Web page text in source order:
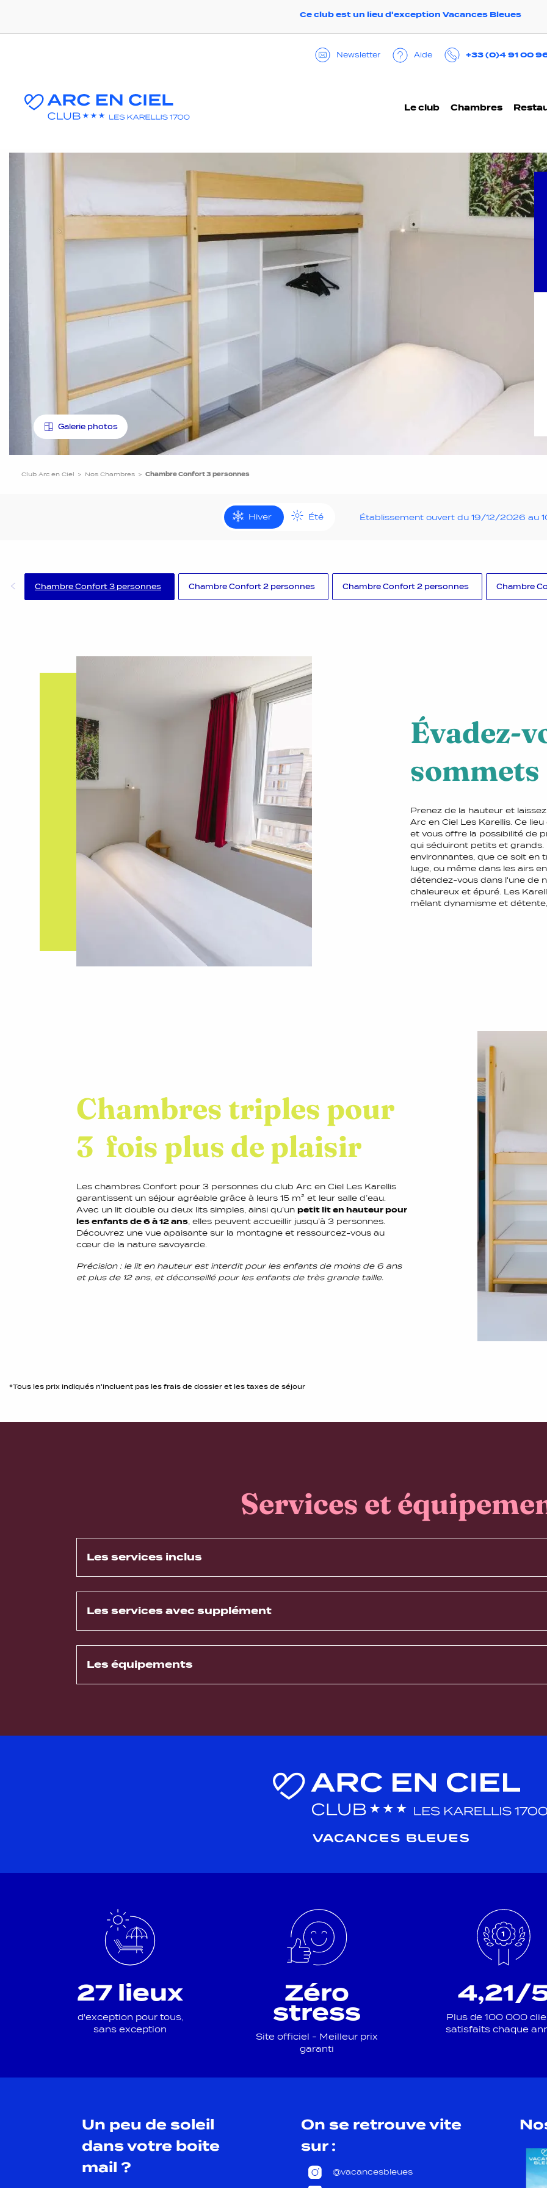
Ce club est un lieu d'exception Vacances Bleues
Le club Chambres
Newsletter Aide +33 (0)4 91 00
Galerie photos
Club Arc en Ciel Nos Chambres Chambre Confort 3 personnes
Hiver Été Établissement ouvert du 19/12/2026 au
Chambre Confort 3 personnes Chambre Confort 2 personnes Chambre Confort 2 personnes Chambre
Évadez-
sommets
Prenez de la hauteur et
Arc en Ciel Les Karellis. Ce
et vous offre la possibilité de
qui séduiront petits et grands.
environnantes, que ce soit en
luge, ou même dans les airs
détendez-vous dans l'une de
chaleureux et épuré. Les
mêlant dynamisme et
Chambres triples pour
3 fois plus de plaisir
Les chambres Confort pour 3 personnes du club Arc en Ciel Les Karellis
garantissent un séjour agréable grâce à leurs 15 m² et leur salle d’eau.
Avec un lit double ou deux lits simples, ainsi qu’un petit lit en hauteur pour
les enfants de 6 à 12 ans, elles peuvent accueillir jusqu’à 3 personnes.
Découvrez une vue apaisante sur la montagne et ressourcez-vous au
cœur de la nature savoyarde.
Précision : le lit en hauteur est interdit pour les enfants de moins de 6 ans
et plus de 12 ans, et déconseillé pour les enfants de très grande taille.
*Tous les prix indiqués n'incluent pas les frais de dossier et les taxes de séjour
Services et
Les services inclus
Les services avec supplément
Les équipements
27 lieux
d'exception pour tous,
sans exception
Zéro
stress
Site officiel - Meilleur prix
garanti
4,21/
Plus de 100 000
satisfaits chaque
Un peu de soleil
dans votre boite
mail ?
On se retrouve vite
sur :
@vacancesbleues